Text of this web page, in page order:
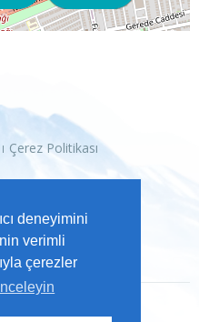
deneyimini
verimli
çerezler
Çerez Politikası